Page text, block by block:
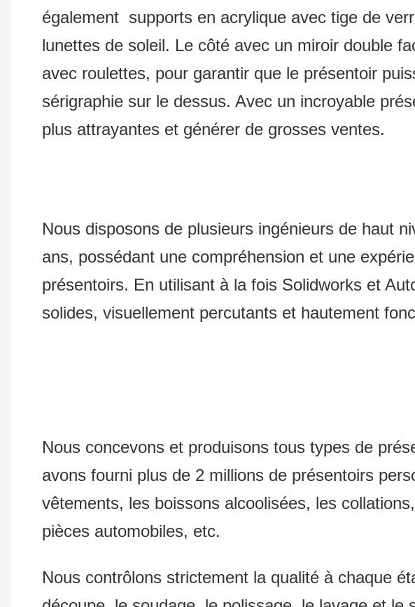
également supports en acrylique avec tige de
lunettes de soleil. Le côté avec un miroir double
avec roulettes, pour garantir que le présentoir
sérigraphie sur le dessus. Avec un incroyable
plus attrayantes et générer de grosses ventes.
Nous disposons de plusieurs ingénieurs de haut
ans, possédant une compréhension et une
présentoirs. En utilisant à la fois Solidworks et
solides, visuellement percutants et hautement
Nous concevons et produisons tous types de
avons fourni plus de 2 millions de présentoirs
vêtements, les boissons alcoolisées, les
pièces automobiles, etc.
Nous contrôlons strictement la qualité à chaque